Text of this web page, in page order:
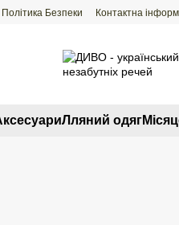
Політика Безпеки Контактна
Лляний одяг